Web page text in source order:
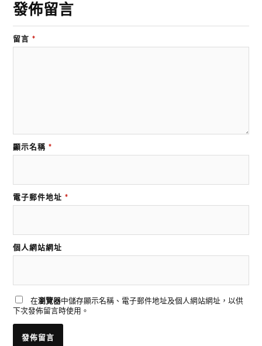
發佈留言
留言 *
顯示名稱 *
電子郵件地址 *
個人網站網址
在瀏覽器中儲存顯示名稱、電子郵件地址及個人網站網址，以供
下次發佈留言時使用。